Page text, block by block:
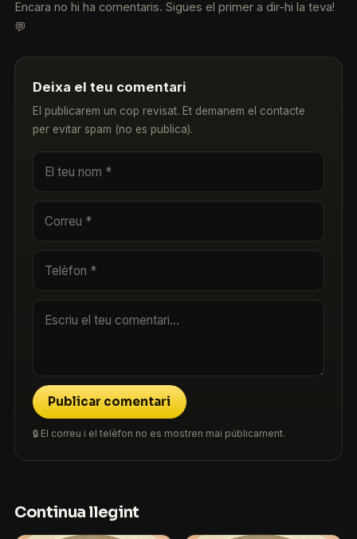
Encara no hi ha comentaris. Sigues el primer a dir-hi la teva!
💬
Deixa el teu comentari
El publicarem un cop revisat. Et demanem el contacte
per evitar spam (no es publica).
Publicar comentari
🔒 El correu i el telèfon no es mostren mai públicament.
Continua llegint